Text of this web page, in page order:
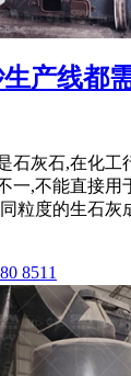
产线都
石灰石,在化工
一,不能直接用
粒度的生石灰
8511